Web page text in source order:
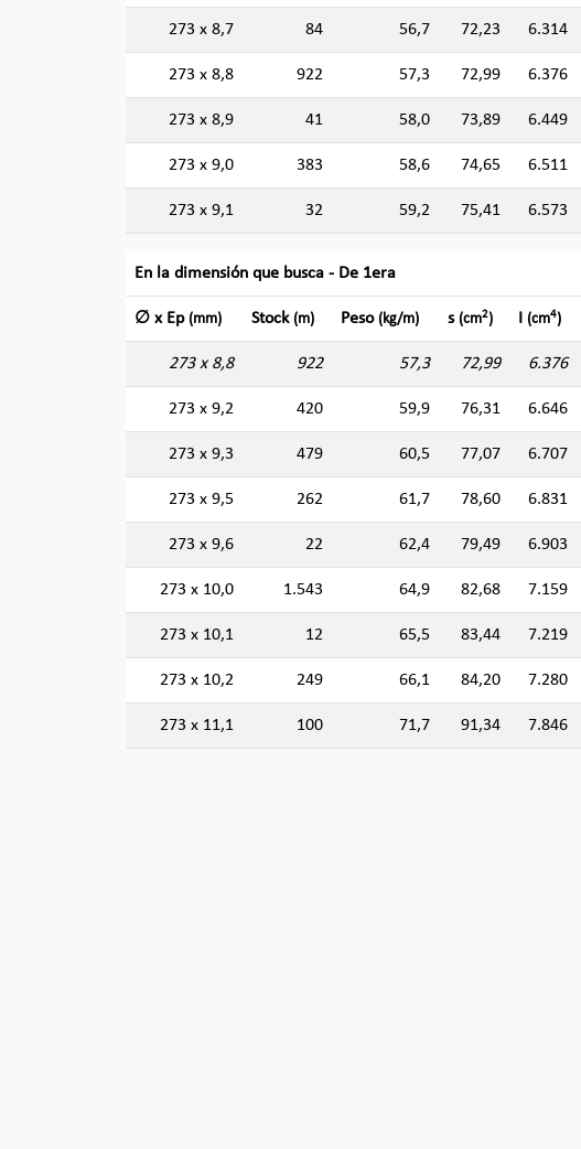
273 x 8,7 84 56,7 72,23 6.314
273 x 8,8 922 57,3 72,99 6.376
273 x 8,9 41 58,0 73,89 6.449
273 x 9,0 383 58,6 74,65 6.511
273 x 9,1 32 59,2 75,41 6.573
En la dimensión que busca - De 1era
∅ x Ep (mm) Stock (m) Peso (kg/m) s (cm2) I (cm4)
273 x 8,8 922 57,3 72,99 6.376
273 x 9,2 420 59,9 76,31 6.646
273 x 9,3 479 60,5 77,07 6.707
273 x 9,5 262 61,7 78,60 6.831
273 x 9,6 22 62,4 79,49 6.903
273 x 10,0 1.543 64,9 82,68 7.159
273 x 10,1 12 65,5 83,44 7.219
273 x 10,2 249 66,1 84,20 7.280
273 x 11,1 100 71,7 91,34 7.846